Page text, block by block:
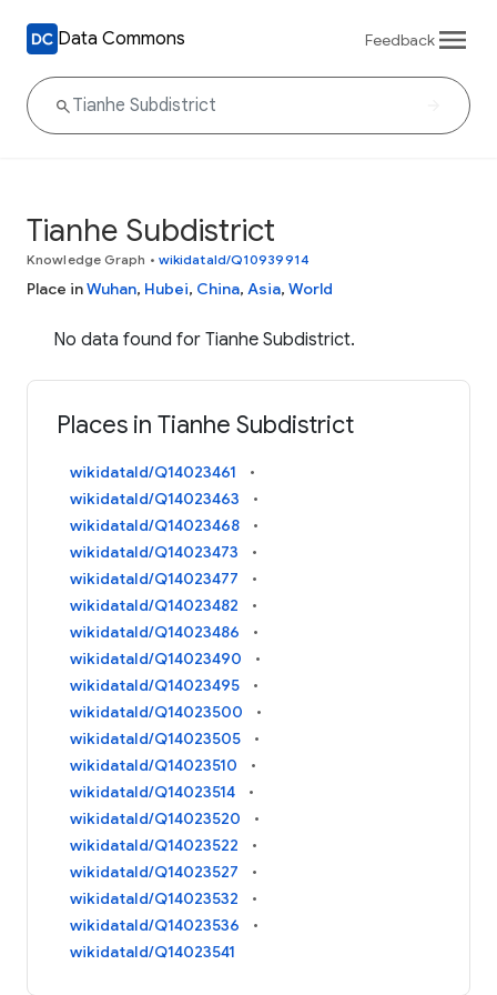
Data Commons Feedback
Tianhe Subdistrict
Knowledge Graph • wikidataId/Q10939914
Place inWuhan, Hubei, China, Asia, World
No data found for Tianhe Subdistrict.
Places in Tianhe Subdistrict
wikidataId/Q14023461
wikidataId/Q14023463
wikidataId/Q14023468
wikidataId/Q14023473
wikidataId/Q14023477
wikidataId/Q14023482
wikidataId/Q14023486
wikidataId/Q14023490
wikidataId/Q14023495
wikidataId/Q14023500
wikidataId/Q14023505
wikidataId/Q14023510
wikidataId/Q14023514
wikidataId/Q14023520
wikidataId/Q14023522
wikidataId/Q14023527
wikidataId/Q14023532
wikidataId/Q14023536
wikidataId/Q14023541